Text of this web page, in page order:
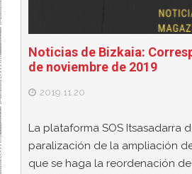
Noticias de Bizkaia:
de noviembre de 2019
2019.11.20
La plataforma SOS Itsasadarra
paralización de la ampliación
que se haga la reordenación